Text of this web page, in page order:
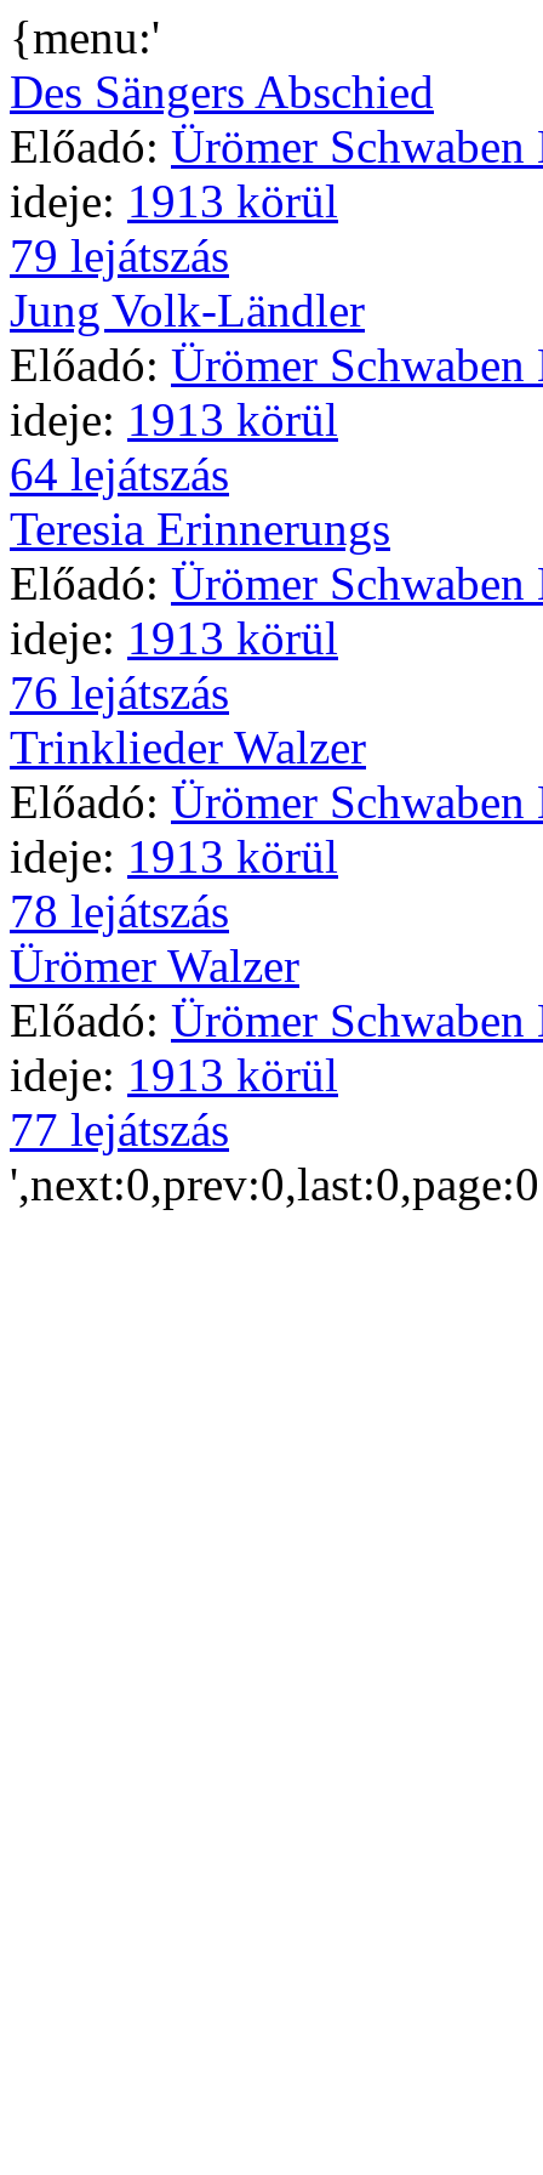
{menu:'
Des Sängers Abschied
Előadó: Ürömer Schwaben
ideje: 1913 körül
79 lejátszás
Jung Volk-Ländler
Előadó: Ürömer Schwaben
ideje: 1913 körül
64 lejátszás
Teresia Erinnerungs
Előadó: Ürömer Schwaben
ideje: 1913 körül
76 lejátszás
Trinklieder Walzer
Előadó: Ürömer Schwaben
ideje: 1913 körül
78 lejátszás
Ürömer Walzer
Előadó: Ürömer Schwaben
ideje: 1913 körül
77 lejátszás